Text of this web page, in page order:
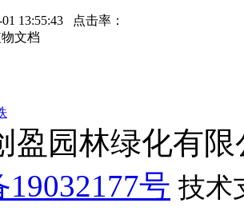
01 13:55:43 点击率：
盈园林绿化有
号 技术